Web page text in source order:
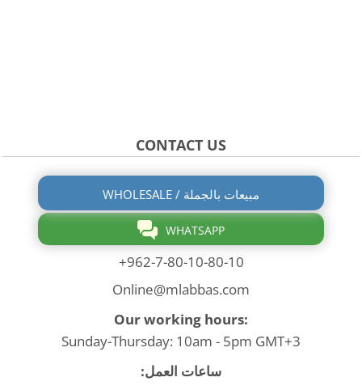
CONTACT US
WHOLESALE / مبيعات بالجملة
WHATSAPP
+962-7-80-10-80-10
Online@mlabbas.com
Our working hours:
Sunday-Thursday: 10am - 5pm GMT+3
ساعات العمل: